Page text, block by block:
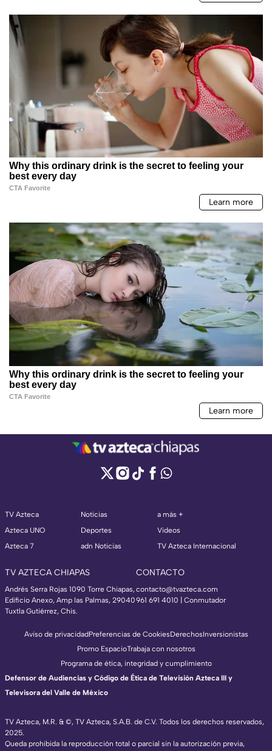
TV Azteca
Azteca UNO
Azteca 7
Noticias
Deportes
adn Noticias
a más +
Videos
TV Azteca Internacional
TV AZTECA CHIAPAS
Andrés Serra Rojas 1090 Torre Chiapas,
Edificio Anexo, Amp las Palmas, 29040
Tuxtla Gutiérrez, Chis.
CONTACTO
contacto@tvazteca.com
961 691 4010 | Conmutador
TV Azteca, M.R. & ©, TV Azteca, S.A.B. de C.V. Todos los derechos reservados,
2025.
Queda prohibida la reproducción total o parcial sin la autorización previa,
Aviso de privacidadPreferencias de CookiesDerechosInversionistas
Promo EspacioTrabaja con nosotros
Programa de ética, integridad y cumplimiento
Defensor de Audiencias y Código de Ética de Televisión Azteca III y
Televisora del Valle de México